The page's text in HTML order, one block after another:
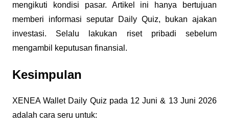
mengikuti kondisi pasar. Artikel ini hanya bertujuan
memberi informasi seputar Daily Quiz, bukan ajakan
investasi. Selalu lakukan riset pribadi sebelum
mengambil keputusan finansial.
Kesimpulan
XENEA Wallet Daily Quiz pada 12 Juni & 13 Juni 2026
adalah cara seru untuk: